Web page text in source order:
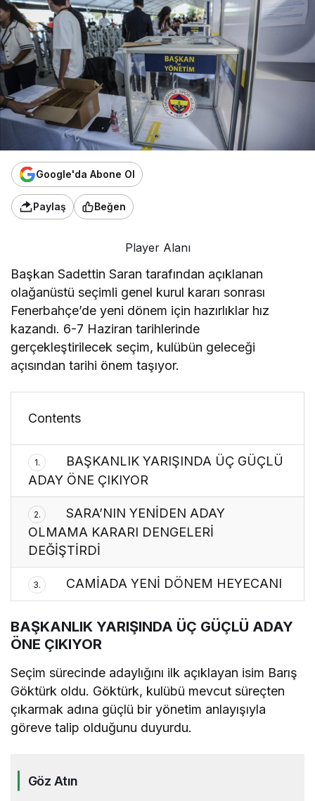
Google'da Abone Ol
Paylaş Beğen
Player Alanı
Başkan Sadettin Saran tarafından açıklanan
olağanüstü seçimli genel kurul kararı sonrası
Fenerbahçe’de yeni dönem için hazırlıklar hız
kazandı. 6-7 Haziran tarihlerinde
gerçekleştirilecek seçim, kulübün geleceği
açısından tarihi önem taşıyor.
Contents
1.
BAŞKANLIK YARIŞINDA ÜÇ GÜÇLÜ
ADAY ÖNE ÇIKIYOR
2.
SARA’NIN YENİDEN ADAY
OLMAMA KARARI DENGELERİ
DEĞİŞTİRDİ
3. CAMİADA YENİ DÖNEM HEYECANI
BAŞKANLIK YARIŞINDA ÜÇ GÜÇLÜ ADAY
ÖNE ÇIKIYOR
Seçim sürecinde adaylığını ilk açıklayan isim Barış
Göktürk oldu. Göktürk, kulübü mevcut süreçten
çıkarmak adına güçlü bir yönetim anlayışıyla
göreve talip olduğunu duyurdu.
Göz Atın